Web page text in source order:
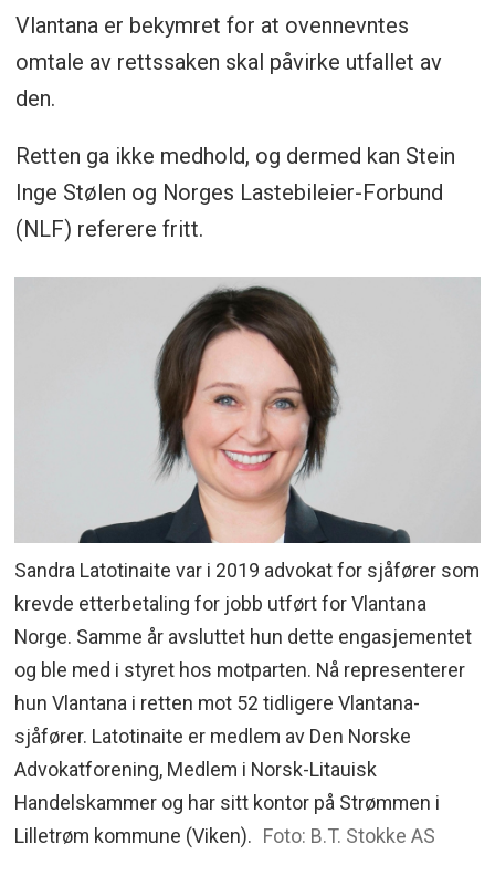
Vlantana er bekymret for at ovennevntes
omtale av rettssaken skal påvirke utfallet av
den.
Retten ga ikke medhold, og dermed kan Stein
Inge Stølen og Norges Lastebileier-Forbund
(NLF) referere fritt.
Sandra Latotinaite var i 2019 advokat for sjåfører som
krevde etterbetaling for jobb utført for Vlantana
Norge. Samme år avsluttet hun dette engasjementet
og ble med i styret hos motparten. Nå representerer
hun Vlantana i retten mot 52 tidligere Vlantana-
sjåfører. Latotinaite er medlem av Den Norske
Advokatforening, Medlem i Norsk-Litauisk
Handelskammer og har sitt kontor på Strømmen i
Lilletrøm kommune (Viken). Foto: B.T. Stokke AS